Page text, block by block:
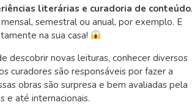
literárias e curadoria de conteúdo.
semestral ou anual, por exemplo. E
na sua casa!
descobrir novas leituras, conhecer diversos
curadores são responsáveis por fazer a
obras são surpresa e bem avaliadas pela
e até internacionais.